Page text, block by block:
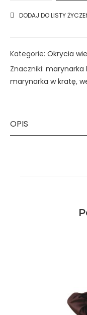
DODAJ DO LISTY
Kategorie: Okrycia
Znaczniki: marynarka
marynarka w kratę,
OPIS